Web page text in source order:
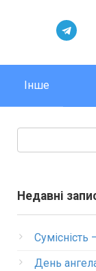
Інше
Недавні
День